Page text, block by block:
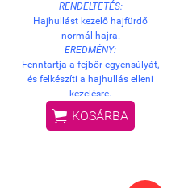
RENDELTETÉS:
Hajhullást kezelő hajfürdő
normál hajra.
EREDMÉNY:
Fenntartja a fejbőr egyensúlyát,
és felkészíti a hajhullás elleni
kezelésre.
HASZNÁLAT:
Lágyan masszírozza be a nedves
 KOSÁRBA